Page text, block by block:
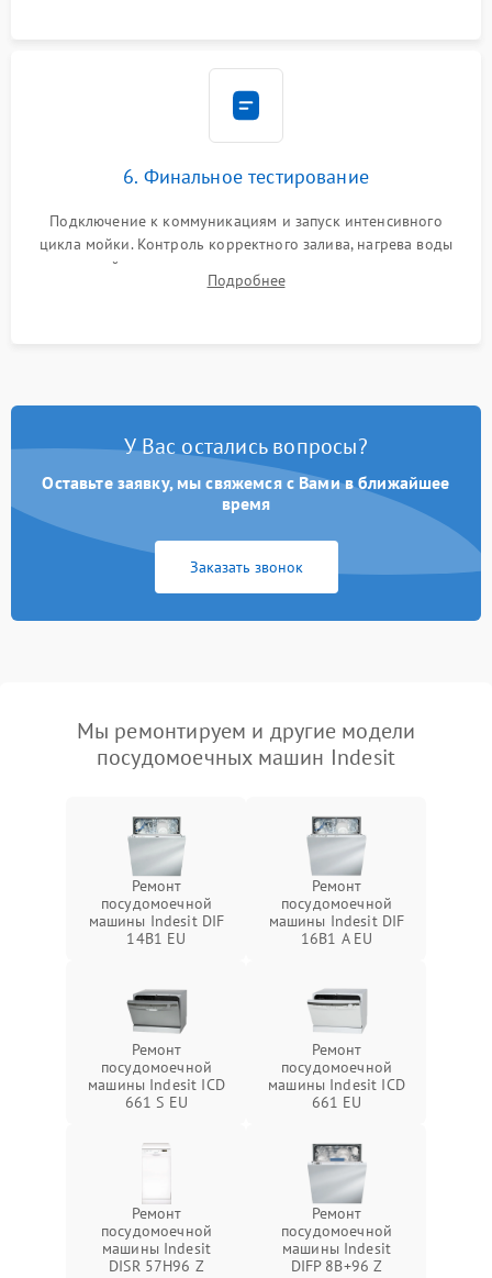
6. Финальное тестирование
Подключение к коммуникациям и запуск интенсивного
цикла мойки. Контроль корректного залива, нагрева воды
до нужной температуры, отсутствия посторонних шумов,
штатного слива и абсолютной сухости в поддоне.
Подробнее
У Вас остались вопросы?
Оставьте заявку, мы свяжемся с Вами в ближайшее
время
Заказать звонок
Мы ремонтируем и другие модели
посудомоечных машин Indesit
Ремонт
посудомоечной
машины Indesit DIF
14B1 EU
Ремонт
посудомоечной
машины Indesit DIF
16B1 A EU
Ремонт
посудомоечной
машины Indesit ICD
661 S EU
Ремонт
посудомоечной
машины Indesit ICD
661 EU
Ремонт
посудомоечной
машины Indesit
DISR 57H96 Z
Ремонт
посудомоечной
машины Indesit
DIFP 8B+96 Z